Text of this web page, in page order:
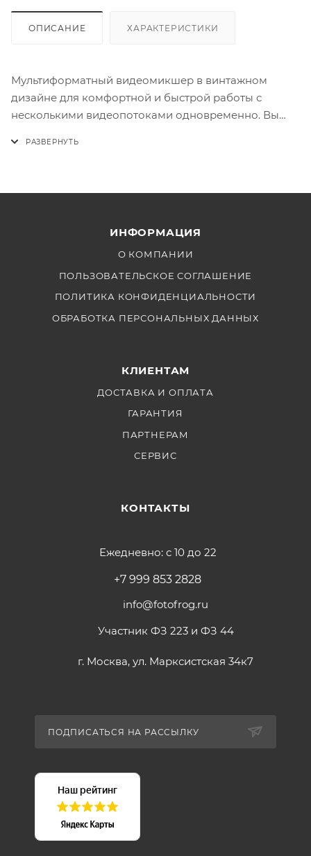
ОПИСАНИЕ ХАРАКТЕРИСТИКИ
Мультиформатный видеомикшер в винтажном
дизайне для комфортной и быстрой работы с
несколькими видеопотоками одновременно. Вы
вещания, а значит вы сможете вести по-настоящему
качественный стрим на YouTube, TikTok, Facebook и
других платформах.
ИНФОРМАЦИЯ
О КОМПАНИИ
ПОЛЬЗОВАТЕЛЬСКОЕ СОГЛАШЕНИЕ
ПОЛИТИКА КОНФИДЕНЦИАЛЬНОСТИ
ОБРАБОТКА ПЕРСОНАЛЬНЫХ ДАННЫХ
КЛИЕНТАМ
ДОСТАВКА И ОПЛАТА
ГАРАНТИЯ
ПАРТНЕРАМ
СЕРВИС
КОНТАКТЫ
Ежедневно: с 10 до 22
+7 999 853 2828
info@fotofrog.ru
Участник ФЗ 223 и ФЗ 44
г. Москва, ул. Марксистская 34к7
ПОДПИСАТЬСЯ НА РАССЫЛКУ